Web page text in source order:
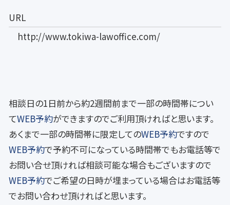
URL
http://www.tokiwa-lawoffice.com/
相談日の1日前から約2週間前まで一部の時間帯につい
てWEB予約ができますのでご利用頂ければと思います。
あくまで一部の時間帯に限定してのWEB予約ですので
WEB予約で予約不可になっている時間帯でもお電話等で
お問い合せ頂ければ相談可能な場合もございますので
WEB予約でご希望の日時が埋まっている場合はお電話等
でお問い合わせ頂ければと思います。